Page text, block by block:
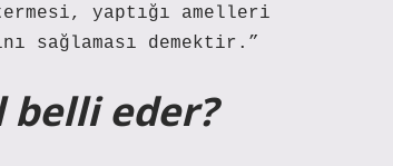
yaptığı amelleri
sağlaması demektir.”
belli eder?